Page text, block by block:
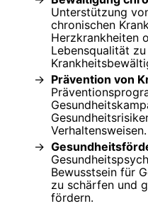
Unterstützung
chronischen
Herzkrankheiten
Lebensqualität
Prävention von
Verhaltensweisen.
Bewusstsein für
zu schärfen und
fördern.